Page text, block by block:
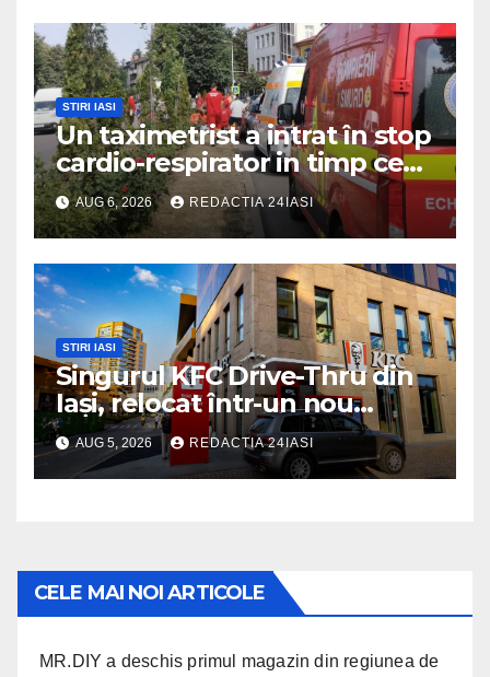
STIRI IASI
Un taximetrist a intrat în stop
cardio-respirator in timp ce
se afla la volan
AUG 6, 2026 REDACTIA 24IASI
STIRI IASI
Singurul KFC Drive-Thru din
Iași, relocat într-un nou
spaţiu din Palas, cu peste
400 mp la interior și servicii
disponibile non-stop
AUG 5, 2026 REDACTIA 24IASI
CELE MAI NOI ARTICOLE
MR.DIY a deschis primul magazin din regiunea de